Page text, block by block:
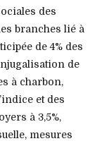
des
branches lié à
de 4% des
de
à charbon,
et des
à 3,5%,
mesures